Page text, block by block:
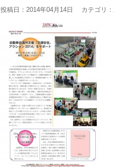
投稿日：2014年04月14日 カテゴリ：